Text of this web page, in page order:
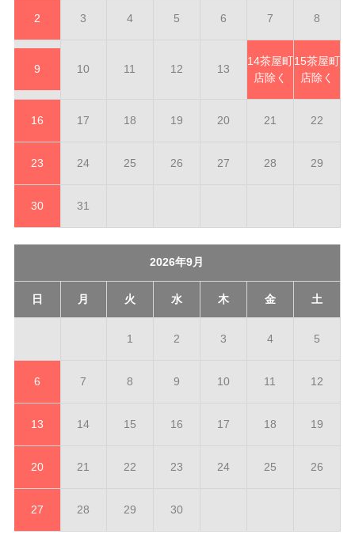
2 3 4 5 6 7 8
9 10 11 12 13
14茶屋町
店除く
15茶屋町
店除く
16 17 18 19 20 21 22
23 24 25 26 27 28 29
30 31
2026年9月
日 月 火 水 木 金 土
1 2 3 4 5
6 7 8 9 10 11 12
13 14 15 16 17 18 19
20 21 22 23 24 25 26
27 28 29 30